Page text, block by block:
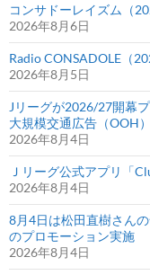
コンサドーレイズム（
2026年8月6日
Radio CONSADOLE（
2026年8月5日
Jリーグが2026/27開幕
大規模交通広告（OOH
2026年8月4日
Ｊリーグ公式アプリ「
2026年8月4日
8月4日は松田直樹さん
のプロモーション実施
2026年8月4日